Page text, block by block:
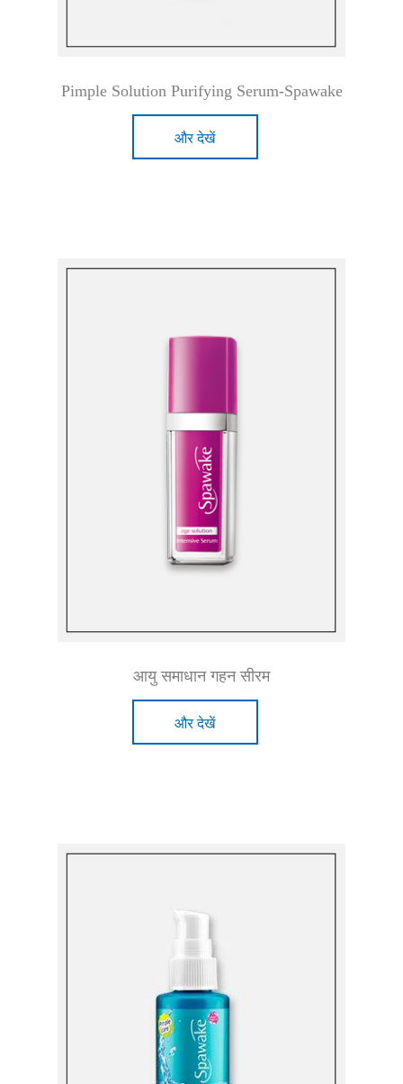
Pimple Solution Purifying Serum-Spawake
और देखें
आयु समाधान गहन सीरम
और देखें